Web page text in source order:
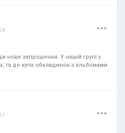
...
нове запрошення. У нашій групі у
та де купа обкладинок з альбомами
...